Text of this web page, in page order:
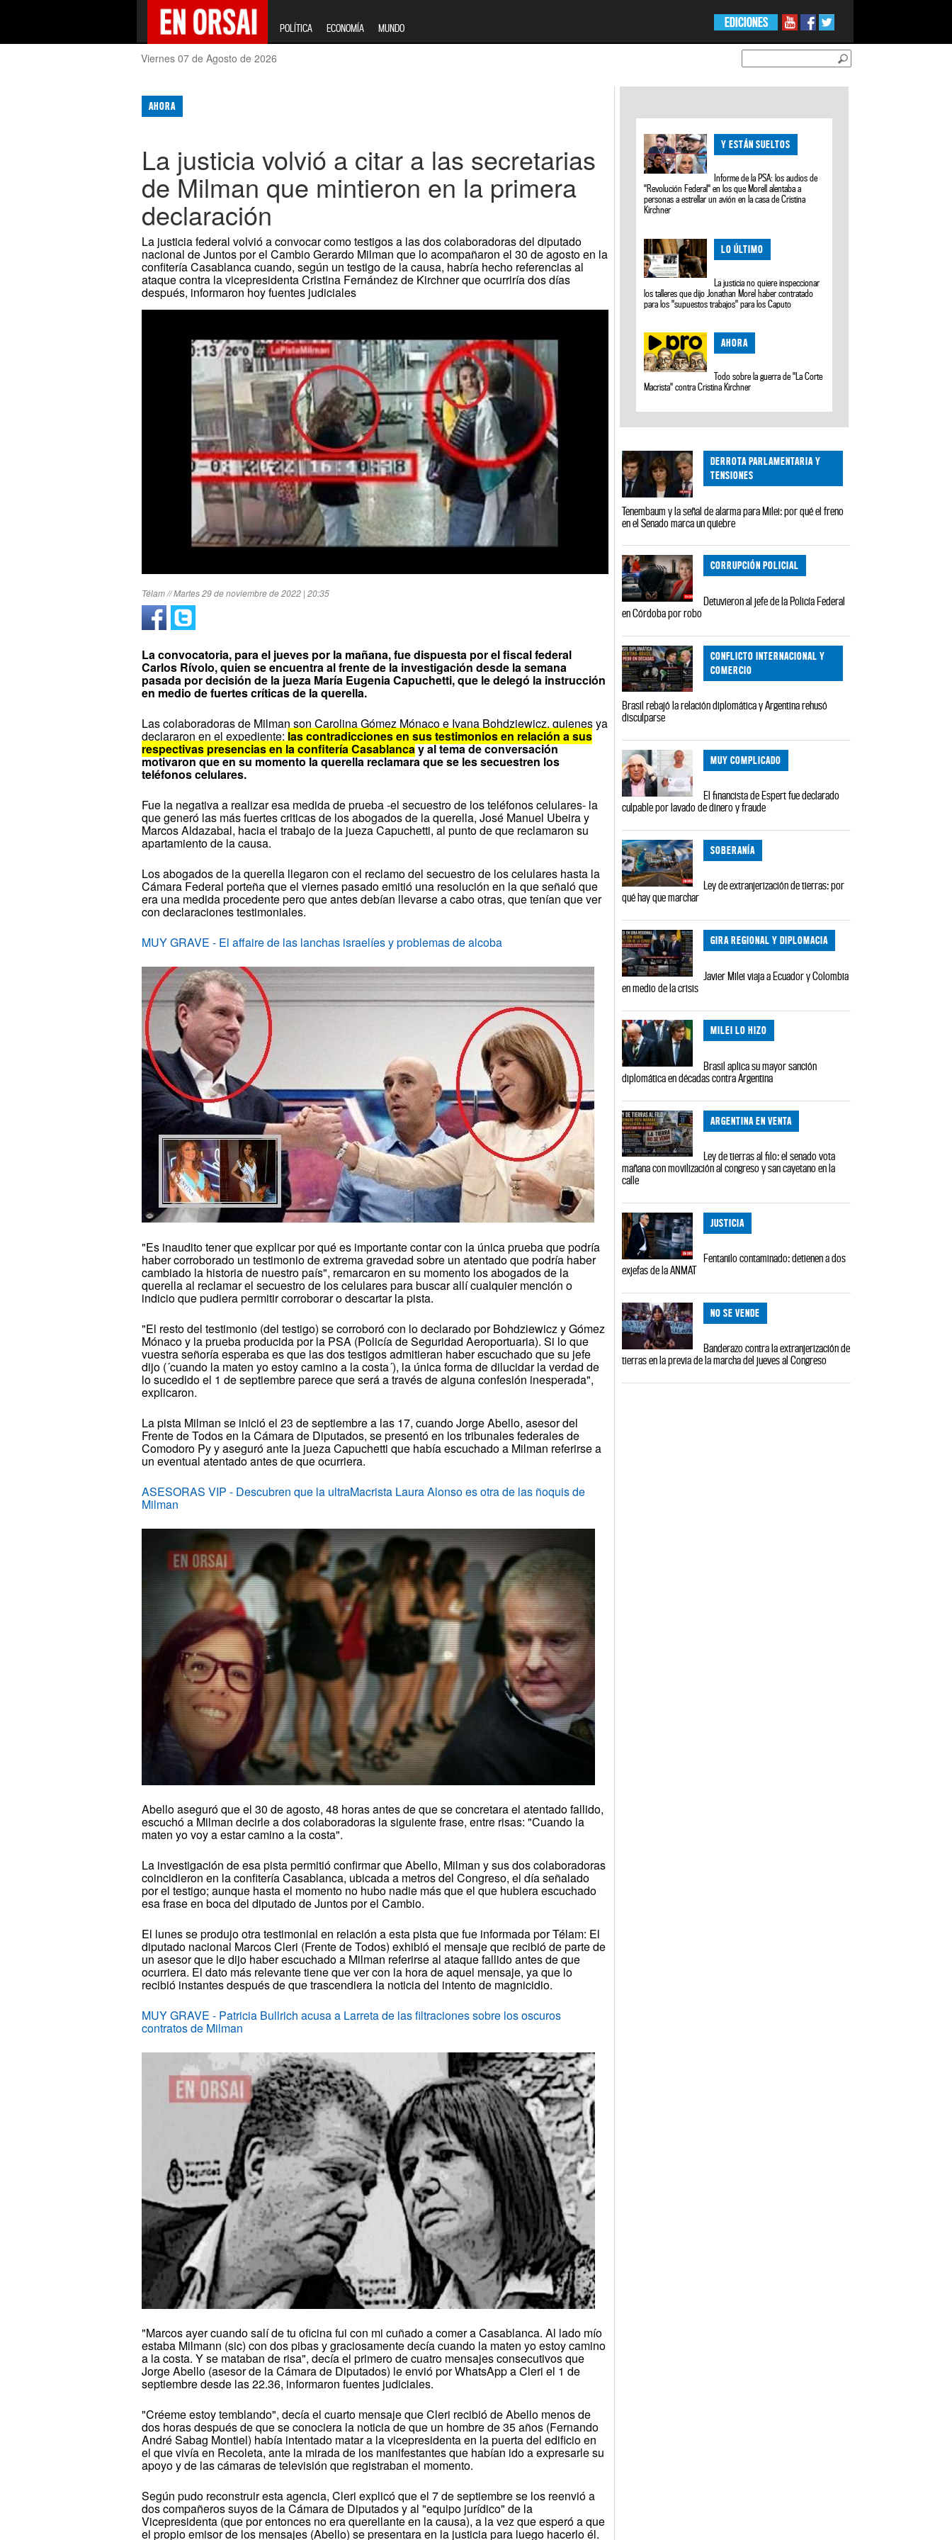
POLÍTICA ECONOMÍA MUNDO EDICIONES
Viernes 07 de Agosto de 2026
AHORA
La justicia volvió a citar a las secretarias
de Milman que mintieron en la primera
declaración
La justicia federal volvió a convocar como testigos a las dos colaboradoras del diputado
nacional de Juntos por el Cambio Gerardo Milman que lo acompañaron el 30 de agosto en la
confitería Casablanca cuando, según un testigo de la causa, habría hecho referencias al
ataque contra la vicepresidenta Cristina Fernández de Kirchner que ocurriría dos días
después, informaron hoy fuentes judiciales
Télam // Martes 29 de noviembre de 2022 | 20:35
La convocatoria, para el jueves por la mañana, fue dispuesta por el fiscal federal
Carlos Rívolo, quien se encuentra al frente de la investigación desde la semana
pasada por decisión de la jueza María Eugenia Capuchetti, que le delegó la instrucción
en medio de fuertes críticas de la querella.
Las colaboradoras de Milman son Carolina Gómez Mónaco e Ivana Bohdziewicz, quienes ya
declararon en el expediente: las contradicciones en sus testimonios en relación a sus
respectivas presencias en la confitería Casablancay al tema de conversación
motivaron que en su momento la querella reclamara que se les secuestren los
teléfonos celulares.
Fue la negativa a realizar esa medida de prueba -el secuestro de los teléfonos celulares- la
que generó las más fuertes criticas de los abogados de la querella, José Manuel Ubeira y
Marcos Aldazabal, hacia el trabajo de la jueza Capuchetti, al punto de que reclamaron su
apartamiento de la causa.
Los abogados de la querella llegaron con el reclamo del secuestro de los celulares hasta la
Cámara Federal porteña que el viernes pasado emitió una resolución en la que señaló que
era una medida procedente pero que antes debían llevarse a cabo otras, que tenían que ver
con declaraciones testimoniales.
MUY GRAVE - El affaire de las lanchas israelíes y problemas de alcoba
"Es inaudito tener que explicar por qué es importante contar con la única prueba que podría
haber corroborado un testimonio de extrema gravedad sobre un atentado que podría haber
cambiado la historia de nuestro país", remarcaron en su momento los abogados de la
querella al reclamar el secuestro de los celulares para buscar allí cualquier mención o
indicio que pudiera permitir corroborar o descartar la pista.
"El resto del testimonio (del testigo) se corroboró con lo declarado por Bohdziewicz y Gómez
Mónaco y la prueba producida por la PSA (Policía de Seguridad Aeroportuaria). Si lo que
vuestra señoría esperaba es que las dos testigos admitieran haber escuchado que su jefe
dijo (´cuando la maten yo estoy camino a la costa´), la única forma de dilucidar la verdad de
lo sucedido el 1 de septiembre parece que será a través de alguna confesión inesperada",
explicaron.
La pista Milman se inició el 23 de septiembre a las 17, cuando Jorge Abello, asesor del
Frente de Todos en la Cámara de Diputados, se presentó en los tribunales federales de
Comodoro Py y aseguró ante la jueza Capuchetti que había escuchado a Milman referirse a
un eventual atentado antes de que ocurriera.
ASESORAS VIP - Descubren que la ultraMacrista Laura Alonso es otra de las ñoquis de
Milman
Abello aseguró que el 30 de agosto, 48 horas antes de que se concretara el atentado fallido,
escuchó a Milman decirle a dos colaboradoras la siguiente frase, entre risas: "Cuando la
maten yo voy a estar camino a la costa".
La investigación de esa pista permitió confirmar que Abello, Milman y sus dos colaboradoras
coincidieron en la confitería Casablanca, ubicada a metros del Congreso, el día señalado
por el testigo; aunque hasta el momento no hubo nadie más que el que hubiera escuchado
esa frase en boca del diputado de Juntos por el Cambio.
El lunes se produjo otra testimonial en relación a esta pista que fue informada por Télam: El
diputado nacional Marcos Cleri (Frente de Todos) exhibió el mensaje que recibió de parte de
un asesor que le dijo haber escuchado a Milman referirse al ataque fallido antes de que
ocurriera. El dato más relevante tiene que ver con la hora de aquel mensaje, ya que lo
recibió instantes después de que trascendiera la noticia del intento de magnicidio.
MUY GRAVE - Patricia Bullrich acusa a Larreta de las filtraciones sobre los oscuros
contratos de Milman
"Marcos ayer cuando salí de tu oficina fui con mi cuñado a comer a Casablanca. Al lado mío
estaba Milmann (sic) con dos pibas y graciosamente decía cuando la maten yo estoy camino
a la costa. Y se mataban de risa", decía el primero de cuatro mensajes consecutivos que
Jorge Abello (asesor de la Cámara de Diputados) le envió por WhatsApp a Cleri el 1 de
septiembre desde las 22.36, informaron fuentes judiciales.
"Créeme estoy temblando", decía el cuarto mensaje que Cleri recibió de Abello menos de
dos horas después de que se conociera la noticia de que un hombre de 35 años (Fernando
André Sabag Montiel) había intentado matar a la vicepresidenta en la puerta del edificio en
el que vivía en Recoleta, ante la mirada de los manifestantes que habían ido a expresarle su
apoyo y de las cámaras de televisión que registraban el momento.
Según pudo reconstruir esta agencia, Cleri explicó que el 7 de septiembre se los reenvió a
dos compañeros suyos de la Cámara de Diputados y al "equipo jurídico" de la
Vicepresidenta (que por entonces no era querellante en la causa), a la vez que esperó a que
el propio emisor de los mensajes (Abello) se presentara en la justicia para luego hacerlo él.
Y ESTÁN SUELTOS
Informe de la PSA: los audios de
"Revolución Federal" en los que Morell alentaba a
personas a estrellar un avión en la casa de Cristina
Kirchner
LO ÚLTIMO
La justicia no quiere inspeccionar
los talleres que dijo Jonathan Morel haber contratado
para los "supuestos trabajos" para los Caputo
AHORA
Todo sobre la guerra de "La Corte
Macrista" contra Cristina Kirchner
DERROTA PARLAMENTARIA Y
TENSIONES
Tenembaum y la señal de alarma para Milei: por qué el freno
en el Senado marca un quiebre
CORRUPCIÓN POLICIAL
Detuvieron al jefe de la Policía Federal
en Córdoba por robo
CONFLICTO INTERNACIONAL Y
COMERCIO
Brasil rebajó la relación diplomática y Argentina rehusó
disculparse
MUY COMPLICADO
El financista de Espert fue declarado
culpable por lavado de dinero y fraude
SOBERANÍA
Ley de extranjerización de tierras: por
qué hay que marchar
GIRA REGIONAL Y DIPLOMACIA
Javier Milei viaja a Ecuador y Colombia
en medio de la crisis
MILEI LO HIZO
Brasil aplica su mayor sanción
diplomática en décadas contra Argentina
ARGENTINA EN VENTA
Ley de tierras al filo: el senado vota
mañana con movilización al congreso y san cayetano en la
calle
JUSTICIA
Fentanilo contaminado: detienen a dos
exjefas de la ANMAT
NO SE VENDE
Banderazo contra la extranjerización de
tierras en la previa de la marcha del jueves al Congreso